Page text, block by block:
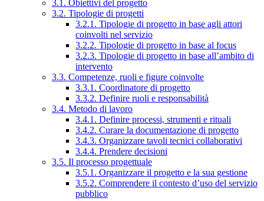
3.1. Obiettivi del progetto
3.2. Tipologie di progetti
3.2.1. Tipologie di progetto in base agli attori
coinvolti nel servizio
3.2.2. Tipologie di progetto in base al focus
3.2.3. Tipologie di progetto in base all’ambito di
intervento
3.3. Competenze, ruoli e figure coinvolte
3.3.1. Coordinatore di progetto
3.3.2. Definire ruoli e responsabilità
3.4. Metodo di lavoro
3.4.1. Definire processi, strumenti e rituali
3.4.2. Curare la documentazione di progetto
3.4.3. Organizzare tavoli tecnici collaborativi
3.4.4. Prendere decisioni
3.5. Il processo progettuale
3.5.1. Organizzare il progetto e la sua gestione
3.5.2. Comprendere il contesto d’uso del servizio
pubblico